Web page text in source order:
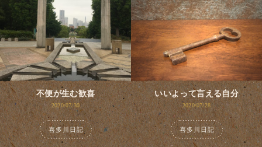
不便が生む歓喜
2020/07/30
喜多川日記
いいよって言える自分
2020/07/28
喜多川日記